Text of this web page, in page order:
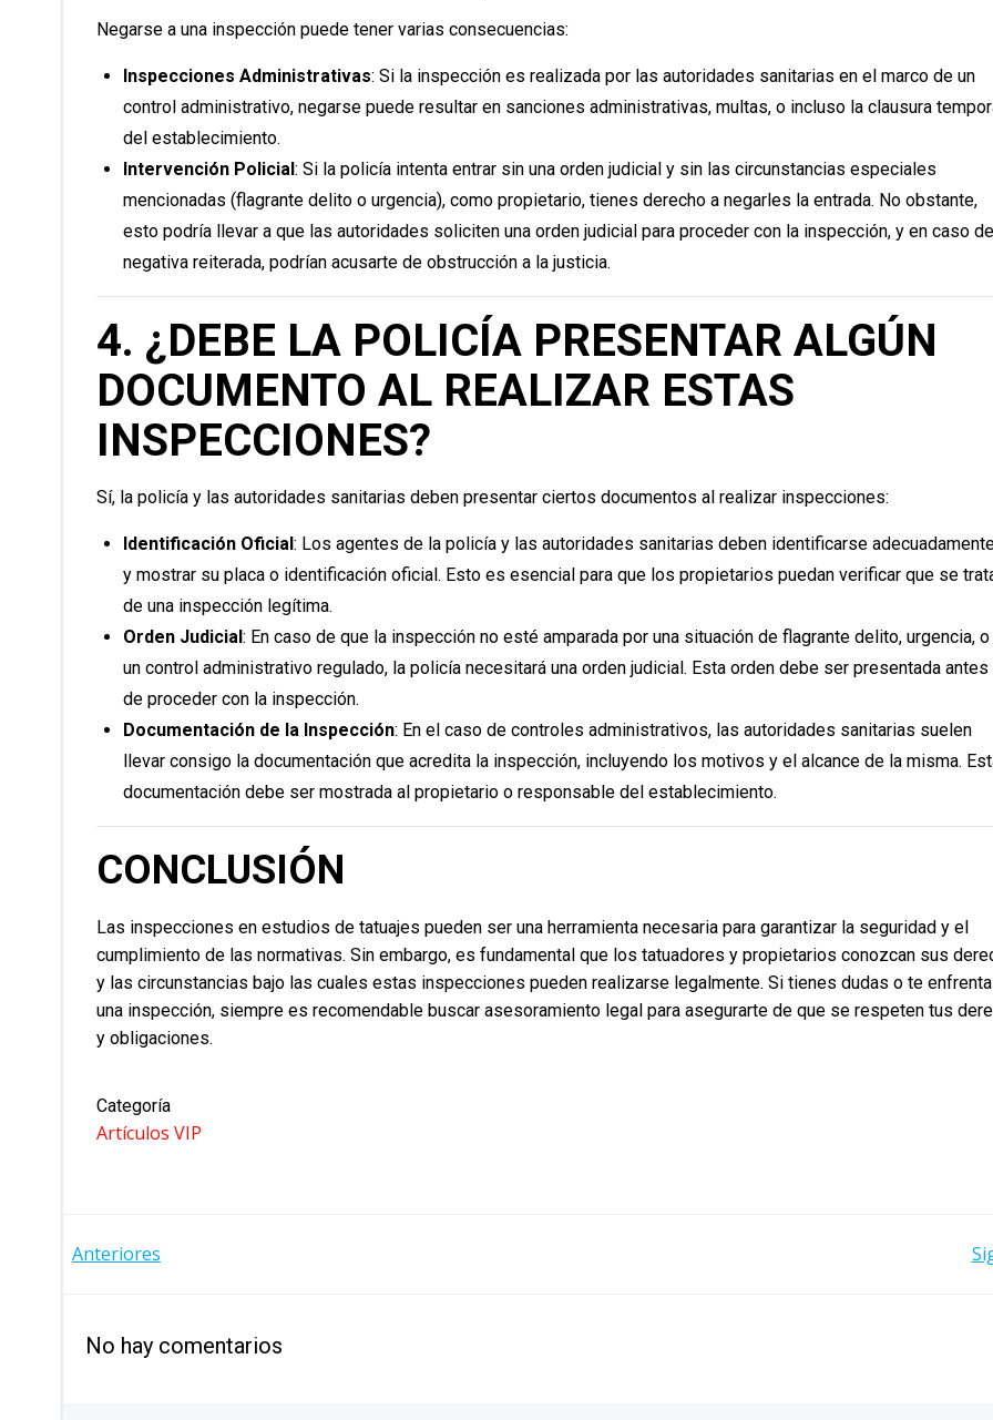
Negarse a una inspección puede tener varias consecuencias:
Inspecciones Administrativas: Si la inspección es realizada por las autoridades sanitarias en el marco de un
control administrativo, negarse puede resultar en sanciones administrativas, multas, o incluso la clausura
del establecimiento.
Intervención Policial: Si la policía intenta entrar sin una orden judicial y sin las circunstancias especiales
mencionadas (flagrante delito o urgencia), como propietario, tienes derecho a negarles la entrada. No obstante,
esto podría llevar a que las autoridades soliciten una orden judicial para proceder con la inspección, y en caso de
negativa reiterada, podrían acusarte de obstrucción a la justicia.
4. ¿DEBE LA POLICÍA PRESENTAR ALGÚN
DOCUMENTO AL REALIZAR ESTAS
INSPECCIONES?
Sí, la policía y las autoridades sanitarias deben presentar ciertos documentos al realizar inspecciones:
Identificación Oficial: Los agentes de la policía y las autoridades sanitarias deben identificarse
y mostrar su placa o identificación oficial. Esto es esencial para que los propietarios puedan verificar que se
de una inspección legítima.
Orden Judicial: En caso de que la inspección no esté amparada por una situación de flagrante delito, urgencia, o
un control administrativo regulado, la policía necesitará una orden judicial. Esta orden debe ser presentada antes
de proceder con la inspección.
Documentación de la Inspección: En el caso de controles administrativos, las autoridades sanitarias suelen
llevar consigo la documentación que acredita la inspección, incluyendo los motivos y el alcance de la misma.
documentación debe ser mostrada al propietario o responsable del establecimiento.
CONCLUSIÓN
Las inspecciones en estudios de tatuajes pueden ser una herramienta necesaria para garantizar la seguridad y el
cumplimiento de las normativas. Sin embargo, es fundamental que los tatuadores y propietarios conozcan sus
y las circunstancias bajo las cuales estas inspecciones pueden realizarse legalmente. Si tienes dudas o te
una inspección, siempre es recomendable buscar asesoramiento legal para asegurarte de que se respeten tus
y obligaciones.
Categoría
Artículos VIP
NAVEGACIÓN
LAS
Anteriores
No hay comentarios